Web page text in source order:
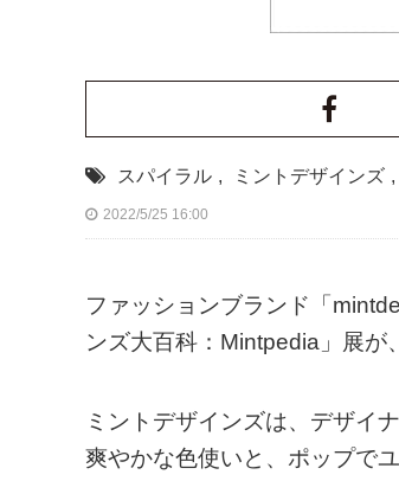
スパイラル , ミントデザインズ ,
2022/5/25 16:00
ファッションブランド「
ンズ大百科：Mintpedia」展が
ミントデザインズは、デザイ
爽やかな色使いと、ポップで